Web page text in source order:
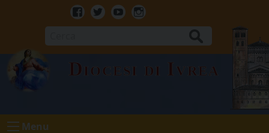
Facebook
TwitterYoutubeInstagram
Diocesi di Ivrea
Menu